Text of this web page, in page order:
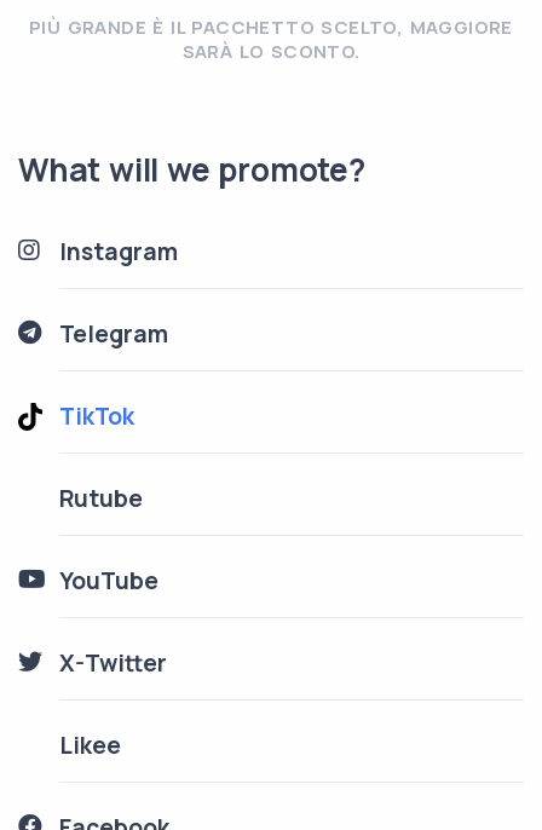
PIÙ GRANDE È IL PACCHETTO SCELTO, MAGGIORE
SARÀ LO SCONTO.
What will we promote?
Instagram
Telegram
TikTok
Rutube
YouTube
X-Twitter
Likee